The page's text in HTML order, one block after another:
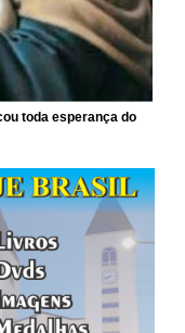
toda esperança do